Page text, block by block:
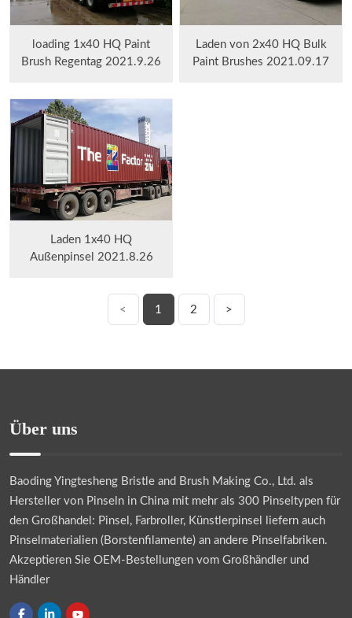
loading 1x40 HQ Paint
Brush Regentag 2021.9.26
Laden von 2x40 HQ Bulk
Paint Brushes 2021.09.17
Laden 1x40 HQ
Außenpinsel 2021.8.26
< 1 2 >
Über uns
Baoding Yingtesheng Bristle and Brush Making Co., Ltd. als
Hersteller von Pinseln in China mit mehr als 300 Pinseltypen für
den Großhandel: Pinsel, Farbroller, Künstlerpinsel liefern auch
Pinselmaterialien (Borstenfilamente) an andere Pinselfabriken.
Akzeptieren Sie OEM-Bestellungen vom Großhändler und
Händler